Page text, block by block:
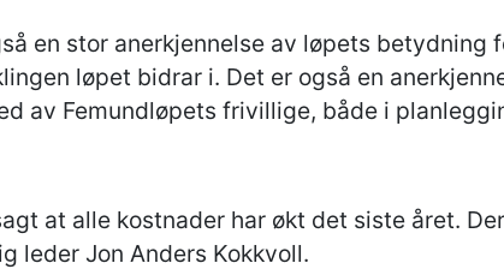
en stor anerkjennelse av løpets betydning
løpet bidrar i. Det er også en
av Femundløpets frivillige, både i
at alle kostnader har økt det siste året.
leder Jon Anders Kokkvoll.